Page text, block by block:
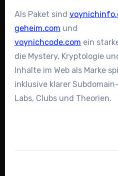
Als Paket sind
geheim.com und
voynichcode.com ein
die Mystery, Kryptologie
Inhalte im Web als Marke
inklusive klarer
Labs, Clubs und Theorien.